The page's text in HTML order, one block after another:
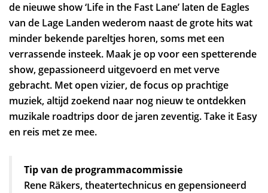
de nieuwe show ‘Life in the Fast Lane’ laten de Eagles
van de Lage Landen wederom naast de grote hits wat
minder bekende pareltjes horen, soms met een
verrassende insteek. Maak je op voor een spetterende
show, gepassioneerd uitgevoerd en met verve
gebracht. Met open vizier, de focus op prachtige
muziek, altijd zoekend naar nog nieuw te ontdekken
muzikale roadtrips door de jaren zeventig. Take it Easy
en reis met ze mee.
Tip van de programmacommissie
Rene Räkers, theatertechnicus en gepensioneerd